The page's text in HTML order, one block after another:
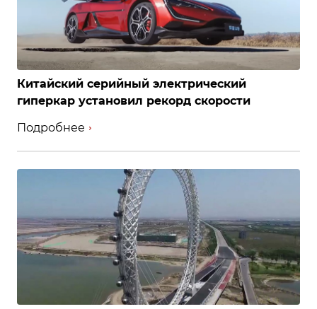
Китайский серийный электрический
гиперкар установил рекорд скорости
Подробнее